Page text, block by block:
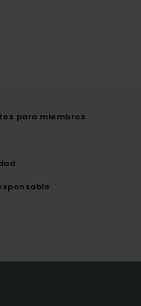
para miembros